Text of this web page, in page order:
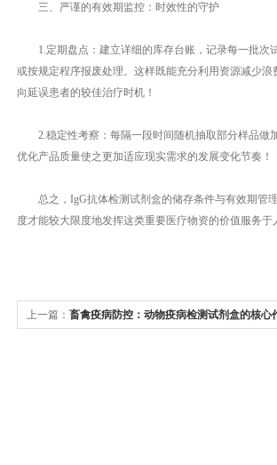
三、严谨的有效期监控：时效性的守护
1.定期盘点：建立详细的库存台账，记录每一批次
或按规定程序报废处理。这样既能充分利用资源减少
向延误患者的较佳治疗时机！
2.稳定性考察：每隔一段时间随机抽取部分样品做
优化产品质量使之更加适应现实需求的发展变化节奏！
总之，IgG抗体检测试剂盒的储存条件与有效期管理
度才能较大限度地发挥这类重要医疗物资的价值服务于
上一篇： 畜禽疫病防控：动物疫病检测试剂盒的核心